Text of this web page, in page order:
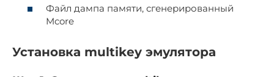
Файл дампа памяти, сгенерированный
Mcore
Установка multikey эмулятора